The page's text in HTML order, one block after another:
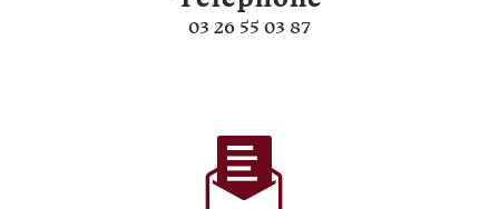
03 26 55 03 87